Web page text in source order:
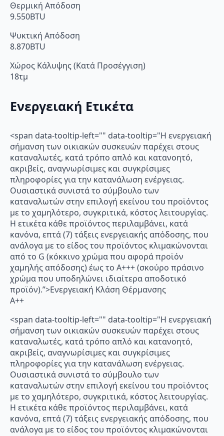
Θερμική Απόδοση
9.550BTU
Ψυκτική Απόδοση
8.870BTU
Χώρος Κάλυψης (Κατά Προσέγγιση)
18τμ
Ενεργειακή Ετικέτα
<span data-tooltip-left="" data-tooltip="Η ενεργειακή
σήμανση των οικιακών συσκευών παρέχει στους
καταναλωτές, κατά τρόπο απλό και κατανοητό,
ακριβείς, αναγνωρίσιμες και συγκρίσιμες
πληροφορίες για την κατανάλωση ενέργειας.
Ουσιαστικά συνιστά το σύμβουλο των
καταναλωτών στην επιλογή εκείνου του προϊόντος
με το χαμηλότερο, συγκριτικά, κόστος λειτουργίας.
Η ετικέτα κάθε προϊόντος περιλαμβάνει, κατά
κανόνα, επτά (7) τάξεις ενεργειακής απόδοσης, που
ανάλογα με το είδος του προϊόντος κλιμακώνονται
από το G (κόκκινο χρώμα που αφορά προϊόν
χαμηλής απόδοσης) έως το Α+++ (σκούρο πράσινο
χρώμα που υποδηλώνει ιδιαίτερα αποδοτικό
προϊόν).”>Ενεργειακή Κλάση Θέρμανσης
A++
<span data-tooltip-left="" data-tooltip="Η ενεργειακή
σήμανση των οικιακών συσκευών παρέχει στους
καταναλωτές, κατά τρόπο απλό και κατανοητό,
ακριβείς, αναγνωρίσιμες και συγκρίσιμες
πληροφορίες για την κατανάλωση ενέργειας.
Ουσιαστικά συνιστά το σύμβουλο των
καταναλωτών στην επιλογή εκείνου του προϊόντος
με το χαμηλότερο, συγκριτικά, κόστος λειτουργίας.
Η ετικέτα κάθε προϊόντος περιλαμβάνει, κατά
κανόνα, επτά (7) τάξεις ενεργειακής απόδοσης, που
ανάλογα με το είδος του προϊόντος κλιμακώνονται